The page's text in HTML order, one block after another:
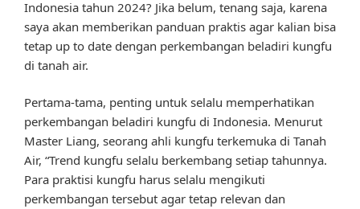
Indonesia tahun 2024? Jika belum, tenang saja, karena
saya akan memberikan panduan praktis agar kalian bisa
tetap up to date dengan perkembangan beladiri kungfu
di tanah air.
Pertama-tama, penting untuk selalu memperhatikan
perkembangan beladiri kungfu di Indonesia. Menurut
Master Liang, seorang ahli kungfu terkemuka di Tanah
Air, “Trend kungfu selalu berkembang setiap tahunnya.
Para praktisi kungfu harus selalu mengikuti
perkembangan tersebut agar tetap relevan dan